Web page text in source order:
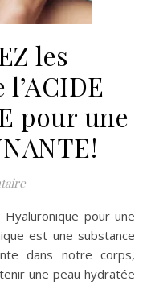
les
pour une
est une substance
dans notre corps,
une peau hydratée